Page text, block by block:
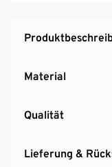
Material
Qualität
Lieferung &